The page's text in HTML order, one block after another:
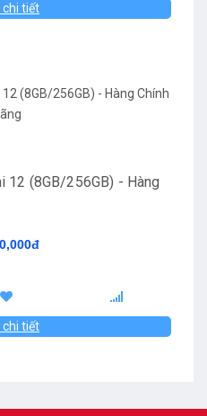
chi tiết
(8GB/256GB) - Hàng
chi tiết